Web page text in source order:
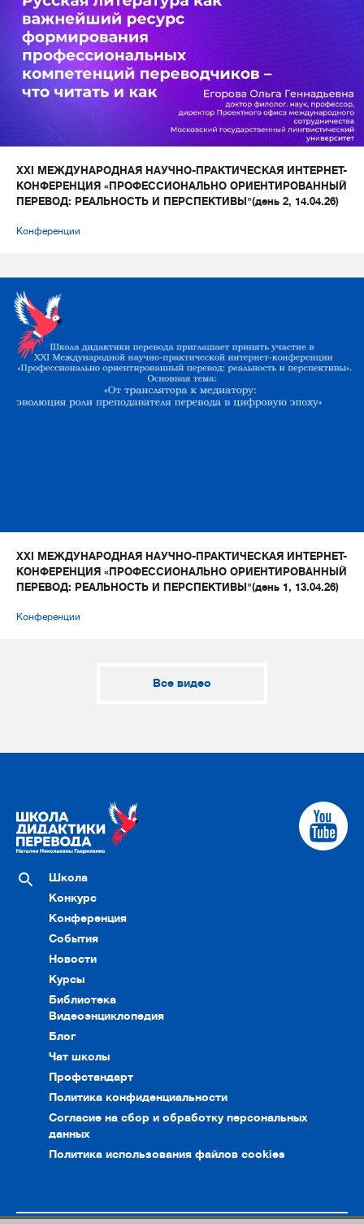
XXI МЕЖДУНАРОДНАЯ НАУЧНО-ПРАКТИЧЕСКАЯ ИНТЕРНЕТ-
КОНФЕРЕНЦИЯ «ПРОФЕССИОНАЛЬНО ОРИЕНТИРОВАННЫЙ
ПЕРЕВОД: РЕАЛЬНОСТЬ И ПЕРСПЕКТИВЫ"(день 2, 14.04.26)
Конференции
XXI МЕЖДУНАРОДНАЯ НАУЧНО-ПРАКТИЧЕСКАЯ ИНТЕРНЕТ-
КОНФЕРЕНЦИЯ «ПРОФЕССИОНАЛЬНО ОРИЕНТИРОВАННЫЙ
ПЕРЕВОД: РЕАЛЬНОСТЬ И ПЕРСПЕКТИВЫ"(день 1, 13.04.26)
Конференции
Все видео
Школа
Конкурс
Конференция
События
Новости
Курсы
Библиотека
Видеоэнциклопедия
Блог
Чат школы
Профстандарт
Политика конфиденциальности
Согласие на сбор и обработку персональных
данных
Политика использования файлов cookies